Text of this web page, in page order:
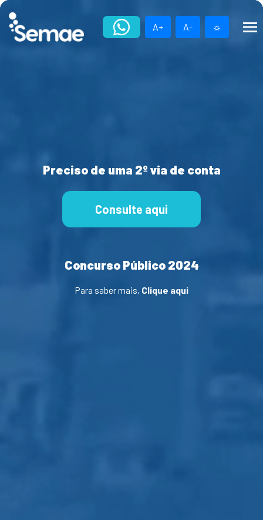
Skip
content
A+ A- ☼
Preciso de uma 2º via de conta
Consulte aqui
Concurso Público 2024
Para saber mais, Clique aqui